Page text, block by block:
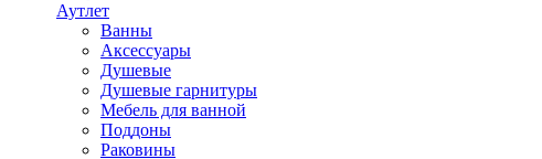
Аутлет
Ванны
Аксессуары
Душевые
Душевые гарнитуры
Мебель для ванной
Поддоны
Раковины